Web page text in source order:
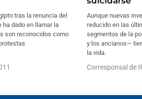
tras la renuncia del
ha dado en llamar la
son reconocidos como
Aunque nuevas
reducido en las
segmentos de la
y los ancianos—
la vida.
Corresponsal de